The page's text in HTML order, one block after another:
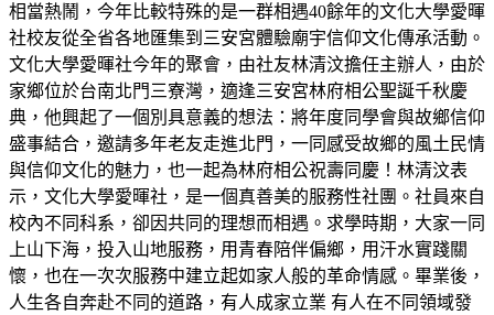
相當熱鬧，今年比較特殊的是一群相遇40餘年的文化大學愛暉
社校友從全省各地匯集到三安宮體驗廟宇信仰文化傳承活動。
文化大學愛暉社今年的聚會，由社友林清汶擔任主辦人，由於
家鄉位於台南北門三寮灣，適逢三安宮林府相公聖誕千秋慶
典，他興起了一個別具意義的想法：將年度同學會與故鄉信仰
盛事結合，邀請多年老友走進北門，一同感受故鄉的風土民情
與信仰文化的魅力，也一起為林府相公祝壽同慶！林清汶表
示，文化大學愛暉社，是一個真善美的服務性社團。社員來自
校內不同科系，卻因共同的理想而相遇。求學時期，大家一同
上山下海，投入山地服務，用青春陪伴偏鄉，用汗水實踐關
懷，也在一次次服務中建立起如家人般的革命情感。畢業後，
人生各自奔赴不同的道路，有人成家立業 有人在不同領域發